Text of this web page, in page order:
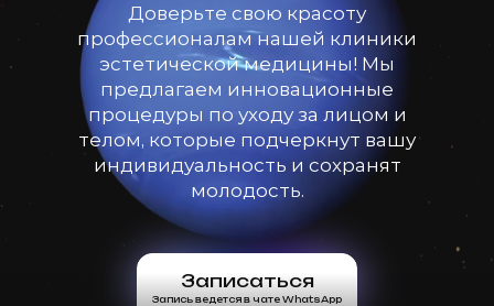
Доверьте свою красоту
профессионалам нашей клиники
эстетической медицины! Мы
предлагаем инновационные
процедуры по уходу за лицом и
телом, которые подчеркнут вашу
индивидуальность и сохранят
молодость.
Записаться
Запись ведется в чате WhatsApp